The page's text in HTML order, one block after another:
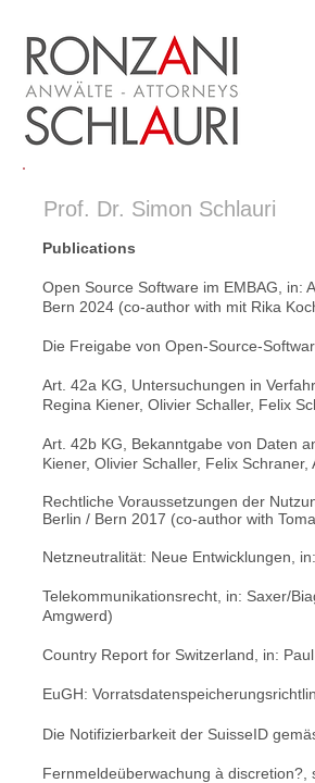
Prof. Dr. Simon Schlauri
Publications
Open Source Software im EMBAG, in:
Bern 2024 (co-author with mit Rika
Die Freigabe von Open-Source-
Art. 42a KG, Untersuchungen in
Regina Kiener, Olivier Schaller, Felix
Art. 42b KG, Bekanntgabe von Daten
Kiener, Olivier Schaller, Felix
Rechtliche Voraussetzungen der
Berlin / Bern 2017 (co-author with
Netzneutralität: Neue Entwicklungen,
Telekommunikationsrecht, in: Saxer/
Amgwerd)
Country Report for Switzerland, in:
EuGH:
Die Notifizierbarkeit der SuisseID
Fernmeldeüberwachung à discretion?,